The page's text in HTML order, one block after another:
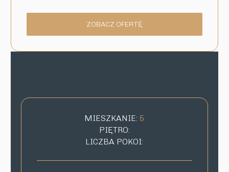
ZOBACZ OFERTĘ
MIESZKANIE: 5
PIĘTRO:
LICZBA POKOI: